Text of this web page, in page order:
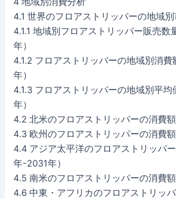
4.1 世界のフロアストリッパーの地域
4.1.1 地域別フロアストリッパー販売
年）
4.1.2 フロアストリッパーの地域別消
年）
4.1.3 フロアストリッパーの地域別平
年）
4.2 北米のフロアストリッパーの消費
4.3 欧州のフロアストリッパーの消費
4.4 アジア太平洋のフロアストリッパ
年-2031年）
4.5 南米のフロアストリッパーの消費
4.6 中東・アフリカのフロアストリッ